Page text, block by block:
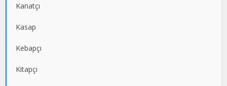
Kanatçı
Kasap
Kebapçı
Kitapçı